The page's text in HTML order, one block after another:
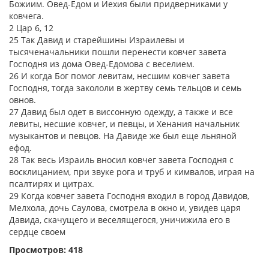
Божиим. Овед-Едом и Иехия были придверниками у
ковчега.
2 Цар 6, 12
25 Так Давид и старейшины Израилевы и
тысяченачальники пошли перенести ковчег завета
Господня из дома Овед-Едомова с веселием.
26 И когда Бог помог левитам, несшим ковчег завета
Господня, тогда закололи в жертву семь тельцов и семь
овнов.
27 Давид был одет в виссонную одежду, а также и все
левиты, несшие ковчег, и певцы, и Хенания начальник
музыкантов и певцов. На Давиде же был еще льняной
ефод.
28 Так весь Израиль вносил ковчег завета Господня с
восклицанием, при звуке рога и труб и кимвалов, играя на
псалтирях и цитрах.
29 Когда ковчег завета Господня входил в город Давидов,
Мелхола, дочь Саулова, смотрела в окно и, увидев царя
Давида, скачущего и веселящегося, уничижила его в
сердце своем
Просмотров: 418